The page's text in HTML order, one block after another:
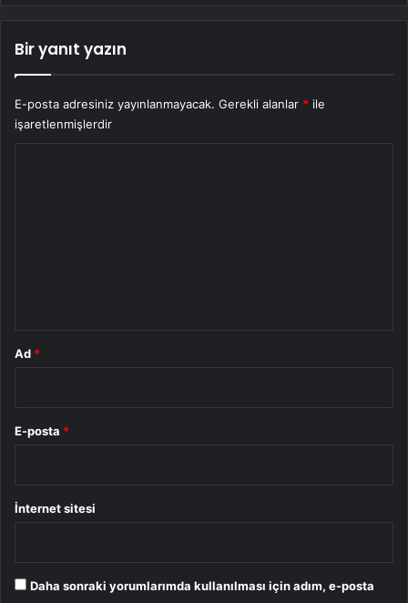
Bir yanıt yazın
E-posta adresiniz yayınlanmayacak. Gerekli alanlar * ile
işaretlenmişlerdir
Ad *
E-posta *
İnternet sitesi
Daha sonraki yorumlarımda kullanılması için adım, e-posta